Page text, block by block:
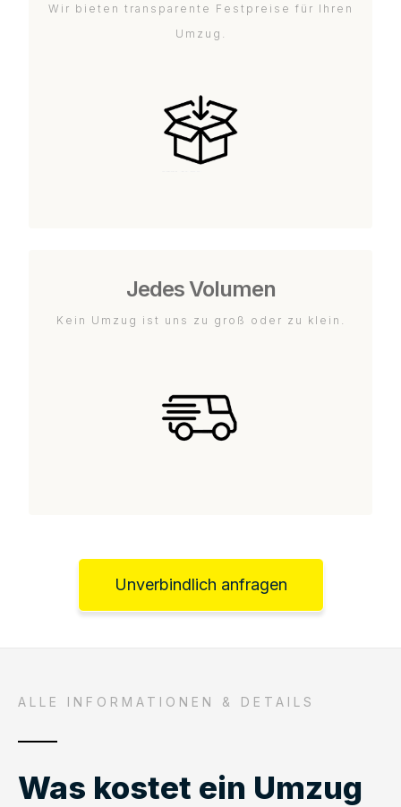
Wir bieten transparente Festpreise für Ihren
Umzug.
Jedes Volumen
Kein Umzug ist uns zu groß oder zu klein.
Unverbindlich anfragen
ALLE INFORMATIONEN & DETAILS
Was kostet ein Umzug